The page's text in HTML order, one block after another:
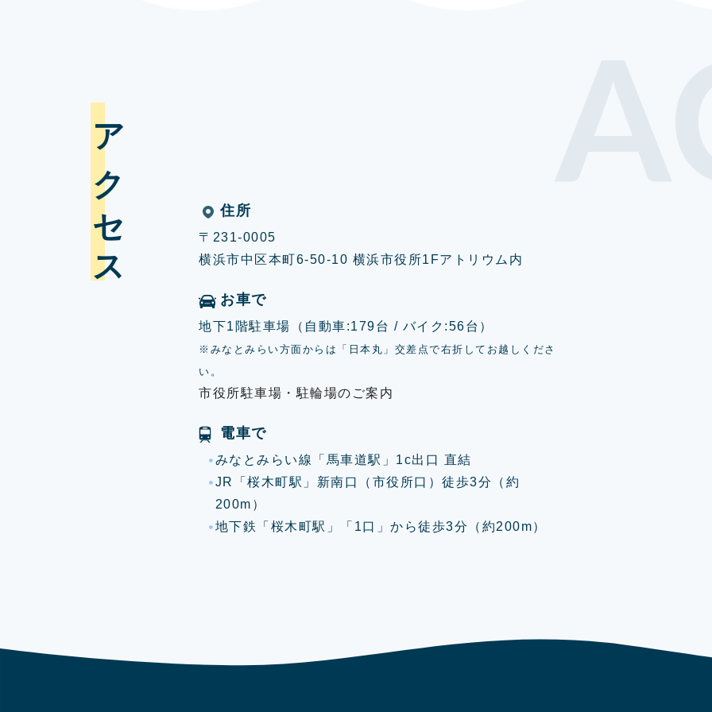
アクセス 住所
〒231-0005
横浜市中区本町6-50-10 横浜市役所1Fアトリウム内
お車で
地下1階駐車場（自動車:179台 / バイク:56台）
※みなとみらい方面からは「日本丸」交差点で右折してお越しくださ
い。
市役所駐車場・駐輪場のご案内
電車で
みなとみらい線「馬車道駅」1c出口 直結
JR「桜木町駅」新南口（市役所口）徒歩3分（約
200m）
地下鉄「桜木町駅」「1口」から徒歩3分（約200m）